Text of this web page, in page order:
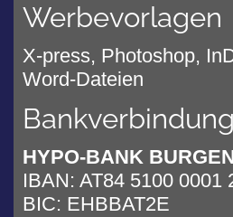
Werbevorlagen
X-press, Photoshop,
Word-Dateien
HYPO-BANK
IBAN: AT84 5100 0001
BIC: EHBBAT2E